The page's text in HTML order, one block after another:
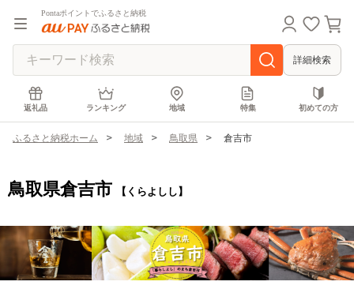
Pontaポイントでふるさと納税
詳細検索
返礼品 ランキング 地域 特集 初めての方
ふるさと納税ホーム 地域 鳥取県 倉吉市
鳥取県倉吉市 【くらよしし】